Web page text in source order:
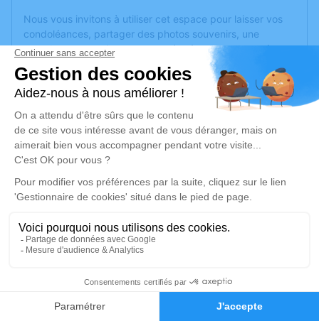
Faire-part Hommages
Nous vous invitons à utiliser cet espace pour laisser vos
condoléances, partager des photos souvenirs, une
anecdote ou exprimer vos pensées à travers des poèmes
ou des textes. Cet endroit est un lieu d'expression dédié à
honorer la mémoire de Jean HENRIO.
Un service de plantation d’arbre hommage estdisponible
lundi 30 septembre 2024 à 11h00
Mairie - Lyon - 4E Arrondissement de Lyon
133 boulevard de la Croix-Rousse